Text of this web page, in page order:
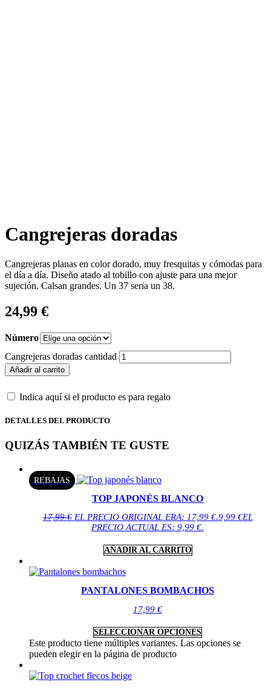
Cangrejeras doradas
Cangrejeras planas en color dorado, muy fresquitas y cómodas para
el día a día. Diseño atado al tobillo con ajuste para una mejor
sujeción. Calsan grandes. Un 37 seria un 38.
24,99 €
Número
Cangrejeras doradas cantidad
Añadir al carrito
Indica aquí si el producto es para regalo
DETALLES DEL PRODUCTO
QUIZÁS TAMBIÉN TE GUSTE
REBAJAS
TOP JAPONÉS BLANCO
17,99€ EL PRECIO ORIGINAL ERA: 17,99 €.9,99 €EL
PRECIO ACTUAL ES: 9,99 €.
AÑADIR AL CARRITO
PANTALONES BOMBACHOS
17,99 €
SELECCIONAR OPCIONES
Este producto tiene múltiples variantes. Las opciones se
pueden elegir en la página de producto